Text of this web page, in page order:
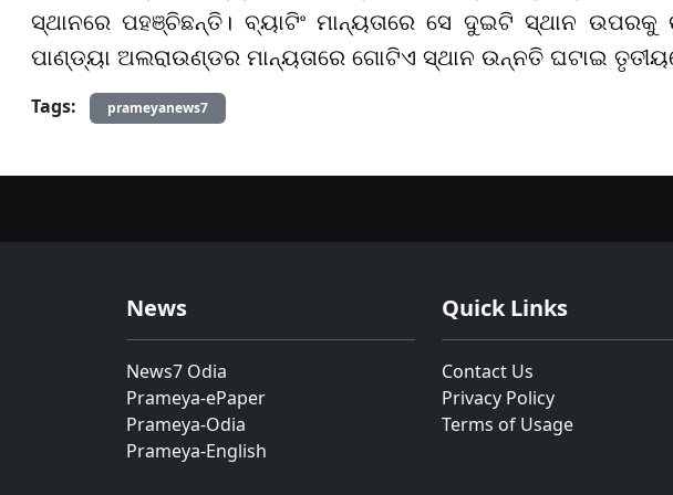
ସ୍ଥାନରେ ପହଞ୍ଚିଛନ୍ତି। ବ୍ୟାଟିଂ ମାନ୍ୟତାରେ ସେ ଦୁଇଟି ସ୍ଥାନ
ପାଣ୍ଡ୍ୟା ଅଲରାଉଣ୍ଡର ମାନ୍ୟତାରେ ଗୋଟିଏ ସ୍ଥାନ ଉନ୍ନତି ଘଟାଇ
Tags:
prameyanews7
News
News7 Odia
Prameya-ePaper
Prameya-Odia
Prameya-English
Quick Links
Contact Us
Privacy Policy
Terms of Usage